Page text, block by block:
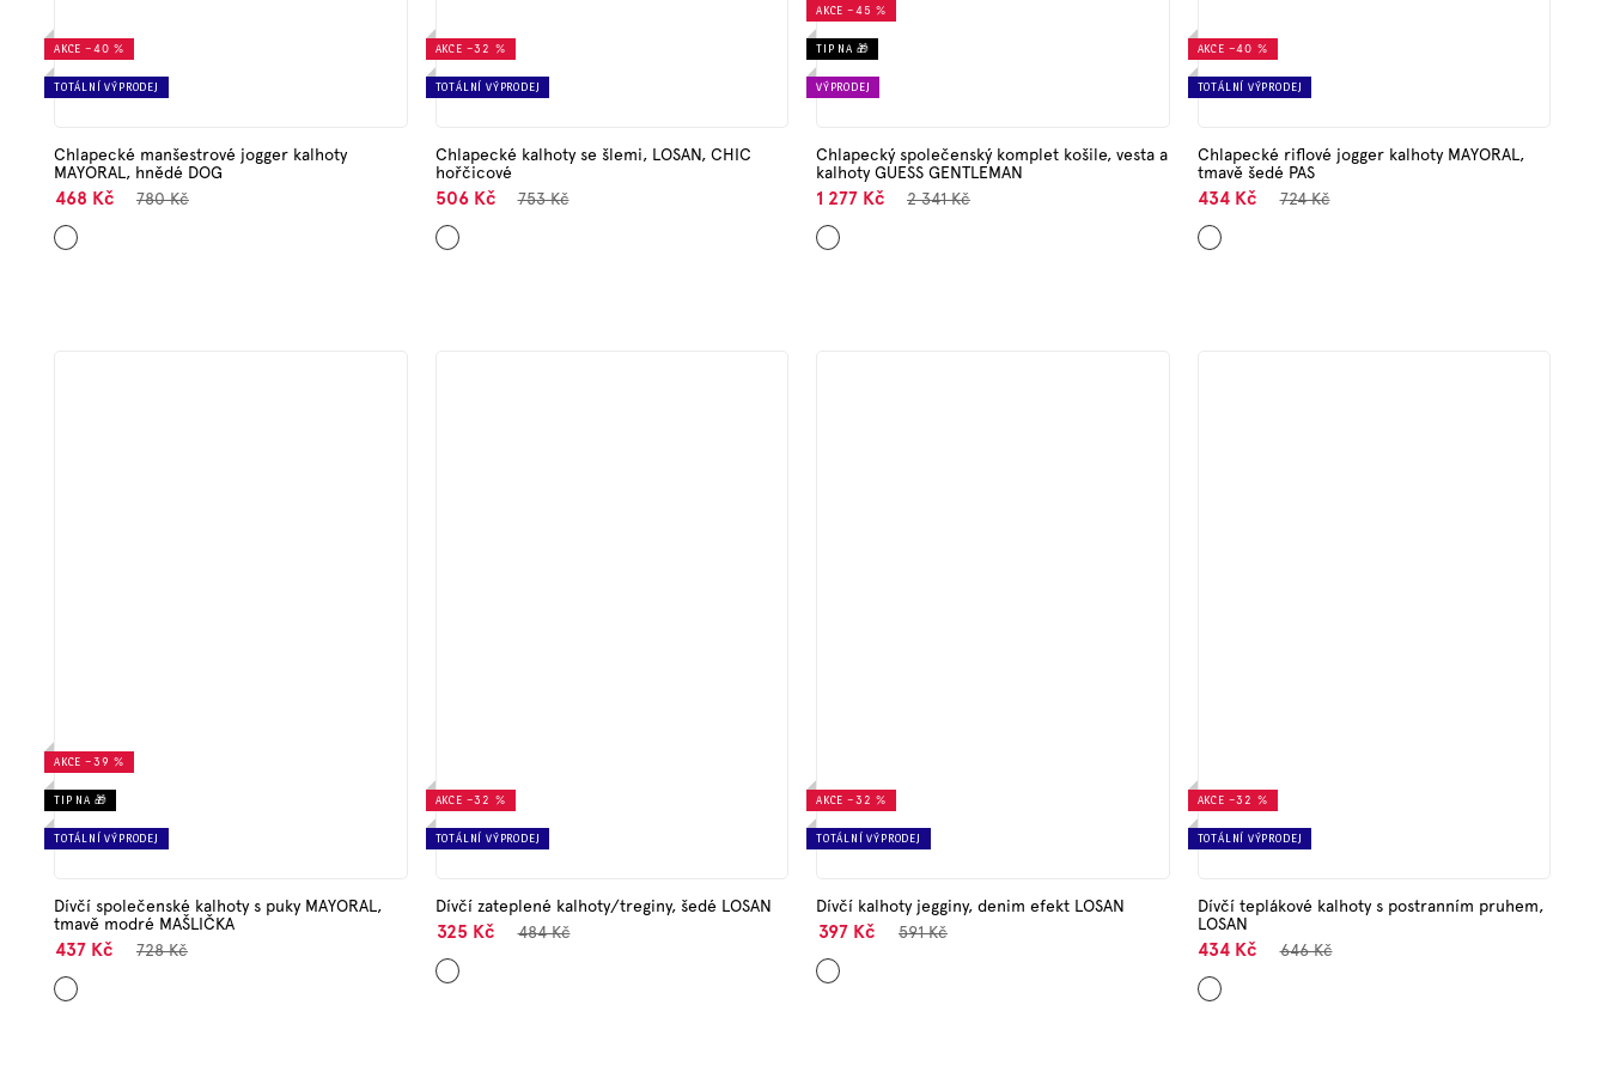
AKCE –40 %
TOTÁLNÍ VÝPRODEJ
Chlapecké manšestrové jogger kalhoty
MAYORAL, hnědé DOG
468 Kč 780 Kč
Hnědá
AKCE –32 %
TOTÁLNÍ VÝPRODEJ
Chlapecké kalhoty se šlemi, LOSAN, CHIC
hořčicové
506 Kč 753 Kč
Hnědá
AKCE –45 %
TIP NA 🎁
VÝPRODEJ
Chlapecký společenský komplet košile, vesta a
kalhoty GUESS GENTLEMAN
1 277 Kč 2 341 Kč
Tmavě
modrá
AKCE –40 %
TOTÁLNÍ VÝPRODEJ
Chlapecké riflové jogger kalhoty MAYORAL,
tmavě šedé PAS
434 Kč 724 Kč
Šedá
AKCE –39 %
TIP NA 🎁
TOTÁLNÍ VÝPRODEJ
Dívčí společenské kalhoty s puky MAYORAL,
tmavě modré MAŠLIČKA
437 Kč 728 Kč
Tmavě
modrá
AKCE –32 %
TOTÁLNÍ VÝPRODEJ
Dívčí zateplené kalhoty/treginy, šedé LOSAN
325 Kč 484 Kč
Šedá
AKCE –32 %
TOTÁLNÍ VÝPRODEJ
Dívčí kalhoty jegginy, denim efekt LOSAN
397 Kč 591 Kč
Černá
AKCE –32 %
TOTÁLNÍ VÝPRODEJ
Dívčí teplákové kalhoty s postranním pruhem,
LOSAN
434 Kč 646 Kč
Starorůžová